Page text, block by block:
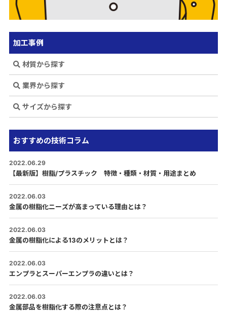
加工事例
材質から探す
業界から探す
サイズから探す
おすすめの技術コラム
2022.06.29
【最新版】樹脂/プラスチック 特徴・種類・材質・用途まとめ
2022.06.03
金属の樹脂化ニーズが高まっている理由とは？
2022.06.03
金属の樹脂化による13のメリットとは？
2022.06.03
エンプラとスーパーエンプラの違いとは？
2022.06.03
金属部品を樹脂化する際の注意点とは？